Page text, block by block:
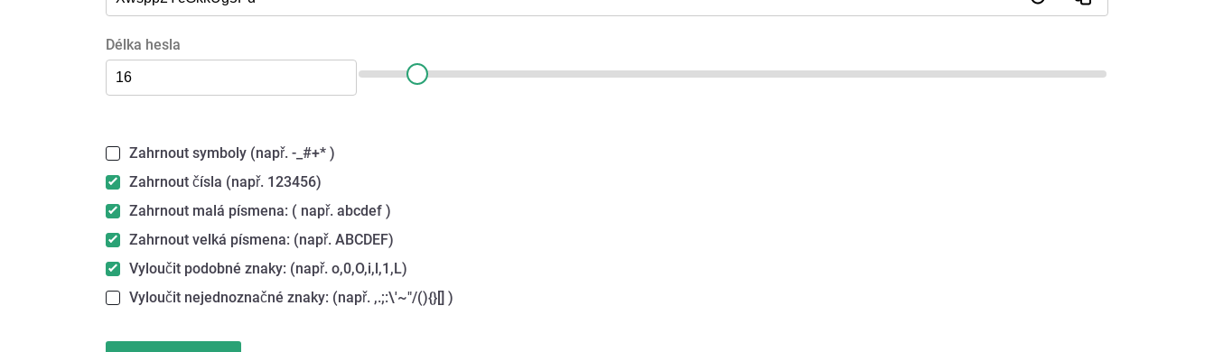
Délka hesla
Zahrnout symboly (např. -_#+* )
Zahrnout čísla (např. 123456)
Zahrnout malá písmena: ( např. abcdef )
Zahrnout velká písmena: (např. ABCDEF)
Vyloučit podobné znaky: (např. o,0,O,i,l,1,L)
Vyloučit nejednoznačné znaky: (např. ,.;:\'~"/(){}[] )